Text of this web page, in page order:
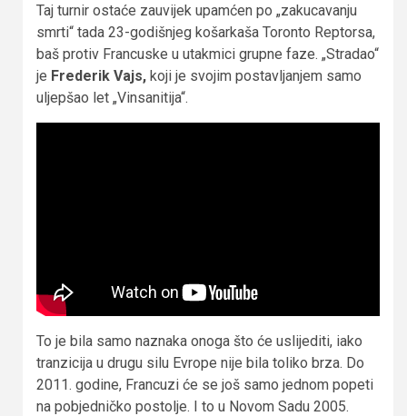
Taj turnir ostaće zauvijek upamćen po „zakucavanju
smrti“ tada 23-godišnjeg košarkaša Toronto Reptorsa,
baš protiv Francuske u utakmici grupne faze. „Stradao“
je Frederik Vajs, koji je svojim postavljanjem samo
uljepšao let „Vinsanitija“.
To je bila samo naznaka onoga što će uslijediti, iako
tranzicija u drugu silu Evrope nije bila toliko brza. Do
2011. godine, Francuzi će se još samo jednom popeti
na pobjedničko postolje. I to u Novom Sadu 2005.